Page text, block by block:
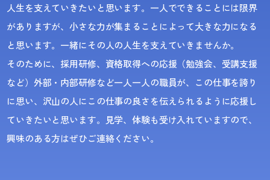
人生を支えていきたいと思います。一人でできることには限界
がありますが、小さな力が集まることによって大きな力になる
と思います。一緒にその人の人生を支えていきませんか。
そのために、採用研修、資格取得への応援（勉強会、受講支援
など）外部・内部研修など一人一人の職員が、この仕事を誇り
に思い、沢山の人にこの仕事の良さを伝えられるように応援し
ていきたいと思います。見学、体験も受け入れていますので、
興味のある方はぜひご連絡ください。